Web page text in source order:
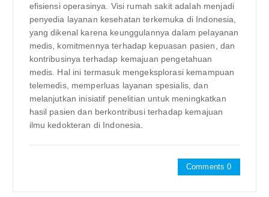
efisiensi operasinya. Visi rumah sakit adalah menjadi
penyedia layanan kesehatan terkemuka di Indonesia,
yang dikenal karena keunggulannya dalam pelayanan
medis, komitmennya terhadap kepuasan pasien, dan
kontribusinya terhadap kemajuan pengetahuan
medis. Hal ini termasuk mengeksplorasi kemampuan
telemedis, memperluas layanan spesialis, dan
melanjutkan inisiatif penelitian untuk meningkatkan
hasil pasien dan berkontribusi terhadap kemajuan
ilmu kedokteran di Indonesia.
Comments 0